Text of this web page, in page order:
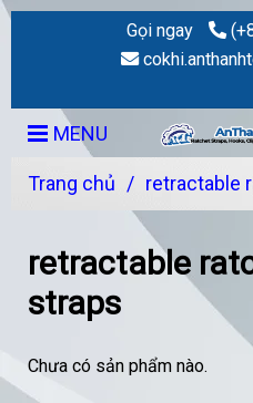
Gọi ngay
MENU
Trang chủ / retractable
retractable
straps
Chưa có sản phẩm nào.